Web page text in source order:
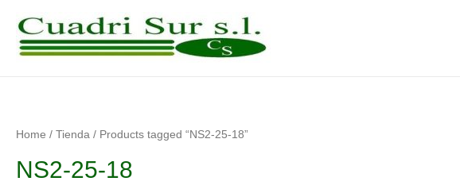
contenido
Home / Tienda / Products tagged “NS2-25-18”
NS2-25-18